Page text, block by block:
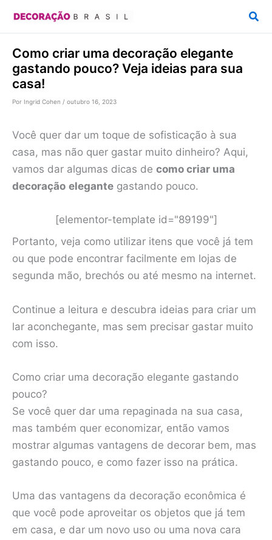
conteúdo
Como criar uma decoração elegante
gastando pouco? Veja ideias para sua
casa!
Por Ingrid Cohen / outubro 16, 2023
Você quer dar um toque de sofisticação à sua
casa, mas não quer gastar muito dinheiro? Aqui,
vamos dar algumas dicas de como criar uma
decoração elegante gastando pouco.
[elementor-template id="89199"]
Portanto, veja como utilizar itens que você já tem
ou que pode encontrar facilmente em lojas de
segunda mão, brechós ou até mesmo na internet.
Continue a leitura e descubra ideias para criar um
lar aconchegante, mas sem precisar gastar muito
com isso.
Como criar uma decoração elegante gastando
pouco?
Se você quer dar uma repaginada na sua casa,
mas também quer economizar, então vamos
mostrar algumas vantagens de decorar bem, mas
gastando pouco, e como fazer isso na prática.
Uma das vantagens da decoração econômica é
que você pode aproveitar os objetos que já tem
em casa, e dar um novo uso ou uma nova cara